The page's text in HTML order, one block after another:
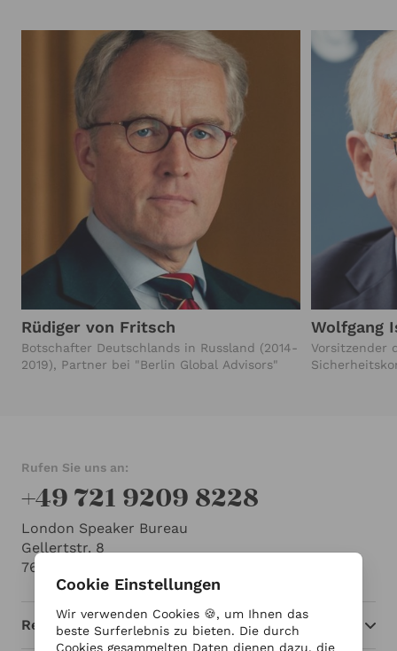
Rüdiger von Fritsch
Botschafter Deutschlands in Russland (2014-
2019), Partner bei "Berlin Global Advisors"
Wolfgang
Vorsitzender
Rufen Sie uns an:
+49 721 9209 8228
London Speaker Bureau
Gellertstr. 8
76185 Karlsruhe
Redner
Cookie Einstellungen
Wir verwenden Cookies 🍪, um Ihnen das
beste Surferlebnis zu bieten. Die durch
Cookies gesammelten Daten dienen dazu, die